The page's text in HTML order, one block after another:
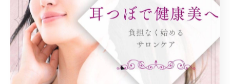
< 前のページ 一覧に戻る 次のページ >
カテゴリー Categories